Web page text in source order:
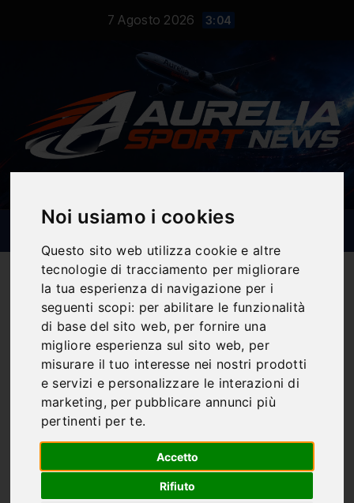
Noi usiamo i cookies
Questo sito web utilizza cookie e altre
tecnologie di tracciamento per migliorare
la tua esperienza di navigazione per i
seguenti scopi: per abilitare le funzionalità
di base del sito web, per fornire una
migliore esperienza sul sito web, per
misurare il tuo interesse nei nostri prodotti
e servizi e personalizzare le interazioni di
marketing, per pubblicare annunci più
pertinenti per te.
Accetto
Rifiuto
7 Agosto 2026 3:04
Notizie Sportive
Leclerc ammette le
difficoltà: “Hamilton
con la stessa macchina
è andato meglio,
studierò i suoi dati”